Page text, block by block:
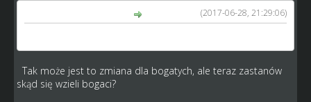
(2017-06-28, 21:29:06)
Tak może jest to zmiana dla bogatych, ale teraz zastanów
skąd się wzieli bogaci?